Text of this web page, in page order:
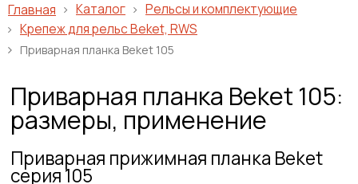
Главная Каталог
Рельсы и комплектующие
Крепеж для рельс Beket, RWS
Приварная планка Beket 105
Приварная планка Beket 105:
размеры, применение
Приварная прижимная планка Beket
серия 105